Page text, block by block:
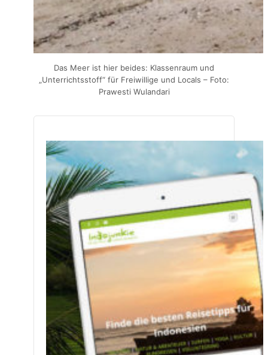
Das Meer ist hier beides: Klassenraum und
„Unterrichtsstoff“ für Freiwillige und Locals – Foto:
Prawesti Wulandari